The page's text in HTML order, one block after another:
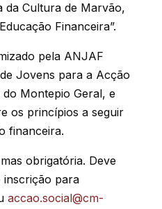
da Cultura de Marvão,
Financeira”.
pela ANJAF
Jovens para a Acção
Montepio Geral, e
os princípios a seguir
financeira.
obrigatória. Deve
inscrição para
accao.social@cm-